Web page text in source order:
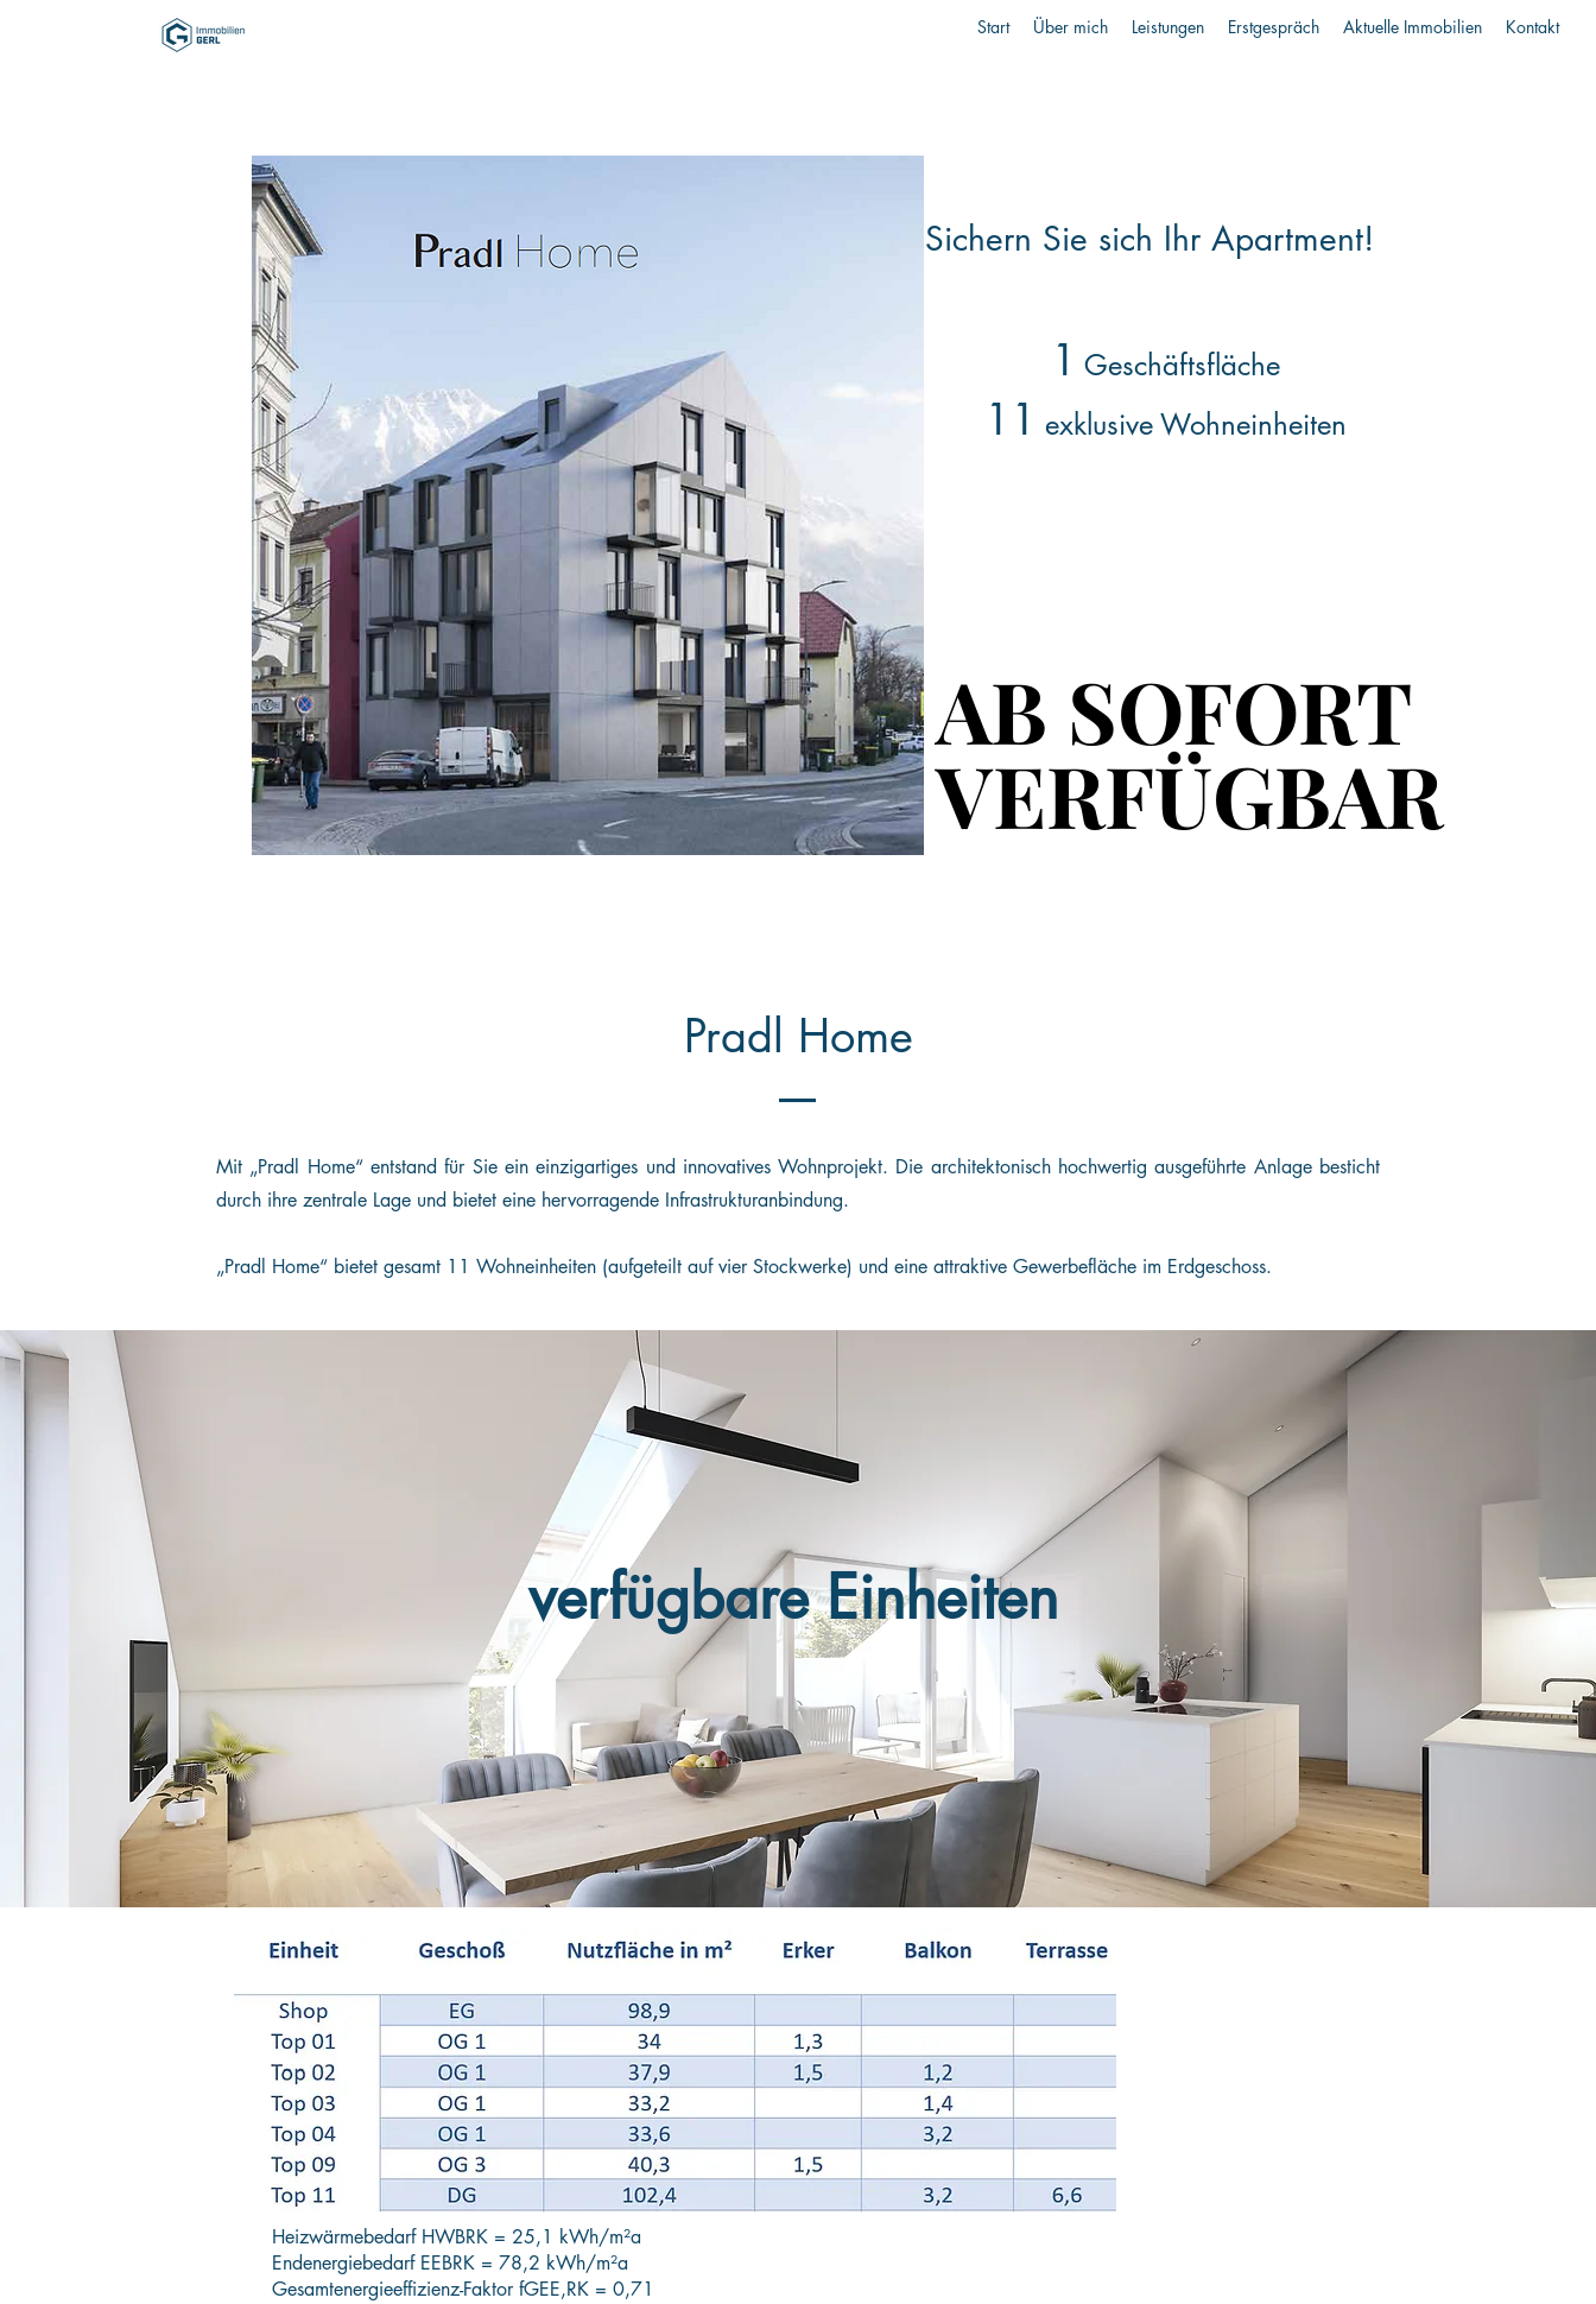
Start Über mich Leistungen Erstgespräch Aktuelle Immobilien Kontakt
Sichern Sie sich Ihr Apartment!
1 Geschäftsfläche
11 exklusive Wohneinheiten​
AB SOFORT
VERFÜGBAR
AB SOFORT
VERFÜGBAR
Pradl Home
Mit „Pradl Home“ entstand für Sie ein einzigartiges und innovatives Wohnprojekt. Die architektonisch hochwertig ausgeführte Anlage besticht
durch ihre zentrale Lage und bietet eine hervorragende Infrastrukturanbindung.
„Pradl Home“ bietet gesamt 11 Wohneinheiten (aufgeteilt auf vier Stockwerke) und eine attraktive Gewerbefläche im Erdgeschoss.
verfügbare Einheiten
Heizwärmebedarf HWBRK = 25,1 kWh/m²a
Endenergiebedarf EEBRK = 78,2 kWh/m²a
Gesamtenergieeffizienz-Faktor fGEE,RK = 0,71